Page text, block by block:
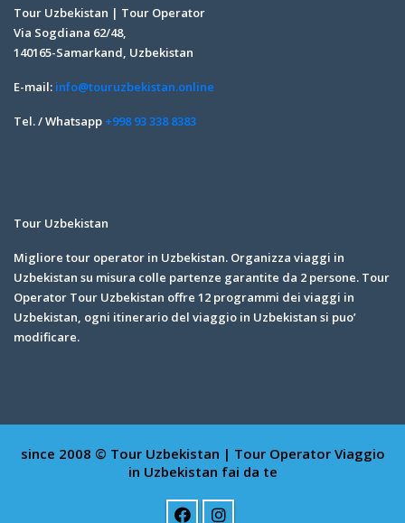
Tour Uzbekistan | Tour Operator
Via Sogdiana 62/48,
140165-Samarkand, Uzbekistan
E-mail: info@touruzbekistan.online
Tel. / Whatsapp +998 93 338 8383
Tour Uzbekistan
Migliore tour operator in Uzbekistan. Organizza viaggi in
Uzbekistan su misura colle partenze garantite da 2 persone. Tour
Operator Tour Uzbekistan offre 12 programmi dei viaggi in
Uzbekistan, ogni itinerario del viaggio in Uzbekistan si puo’
modificare.
since 2008 © Tour Uzbekistan | Tour Operator Viaggio
in Uzbekistan fai da te